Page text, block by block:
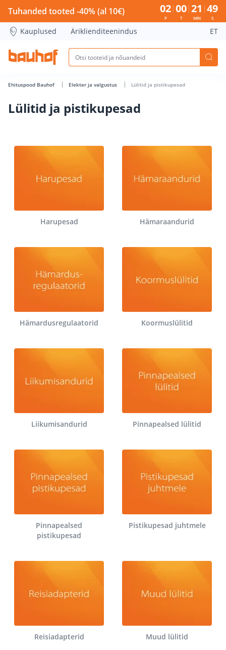
Lülitid ja pistikupesad - Bauhof has loaded
Tuhanded tooted -40% (al 10€) 02
P
00
T
21
MIN
48
S
Kauplused Äriklienditeenindus ET
Ehituspood Bauhof Elekter ja valgustus Lülitid ja pistikupesad
Lülitid ja pistikupesad
Harupesad Hämaraandurid
Hämardusregulaatorid Koormuslülitid
Liikumisandurid Pinnapealsed lülitid
Pinnapealsed
pistikupesad
Pistikupesad juhtmele
Reisiadapterid Muud lülitid